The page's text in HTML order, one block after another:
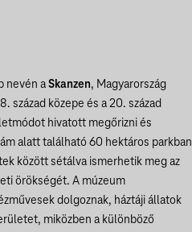
nevén aSkanzen, Magyarország
század közepe és a 20. század
hivatott megőrizni és
alatt található 60 hektáros parkban
között sétálva ismerhetik meg az
örökségét. A múzeum
dolgoznak, háztáji állatok
miközben a különböző